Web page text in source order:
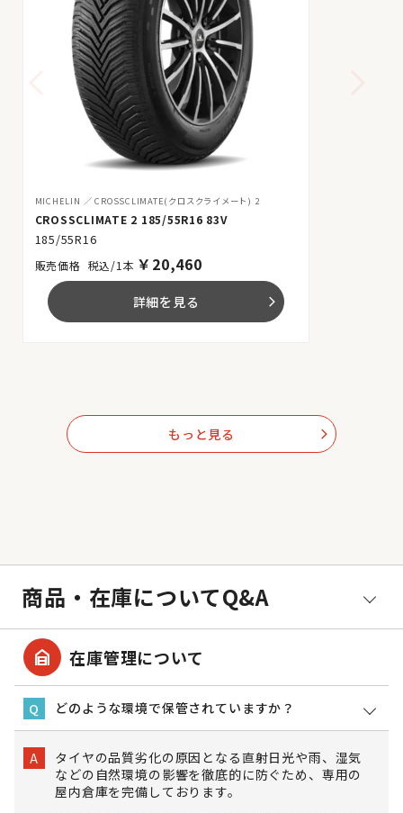
MICHELIN CROSSCLIMATE(クロスクライメート) 2
CROSSCLIMATE 2 185/55R16 83V
185/55R16
税込/1本 ￥ 20,460
詳細を見る arrow_forward_ios
もっと見る arrow_forward_ios
商品・在庫についてQ&A
garage_home 在庫管理について
Q どのような環境で保管されていますか？
A
タイヤの品質劣化の原因となる直射日光や雨、湿気
などの自然環境の影響を徹底的に防ぐため、専用の
屋内倉庫を完備しております。